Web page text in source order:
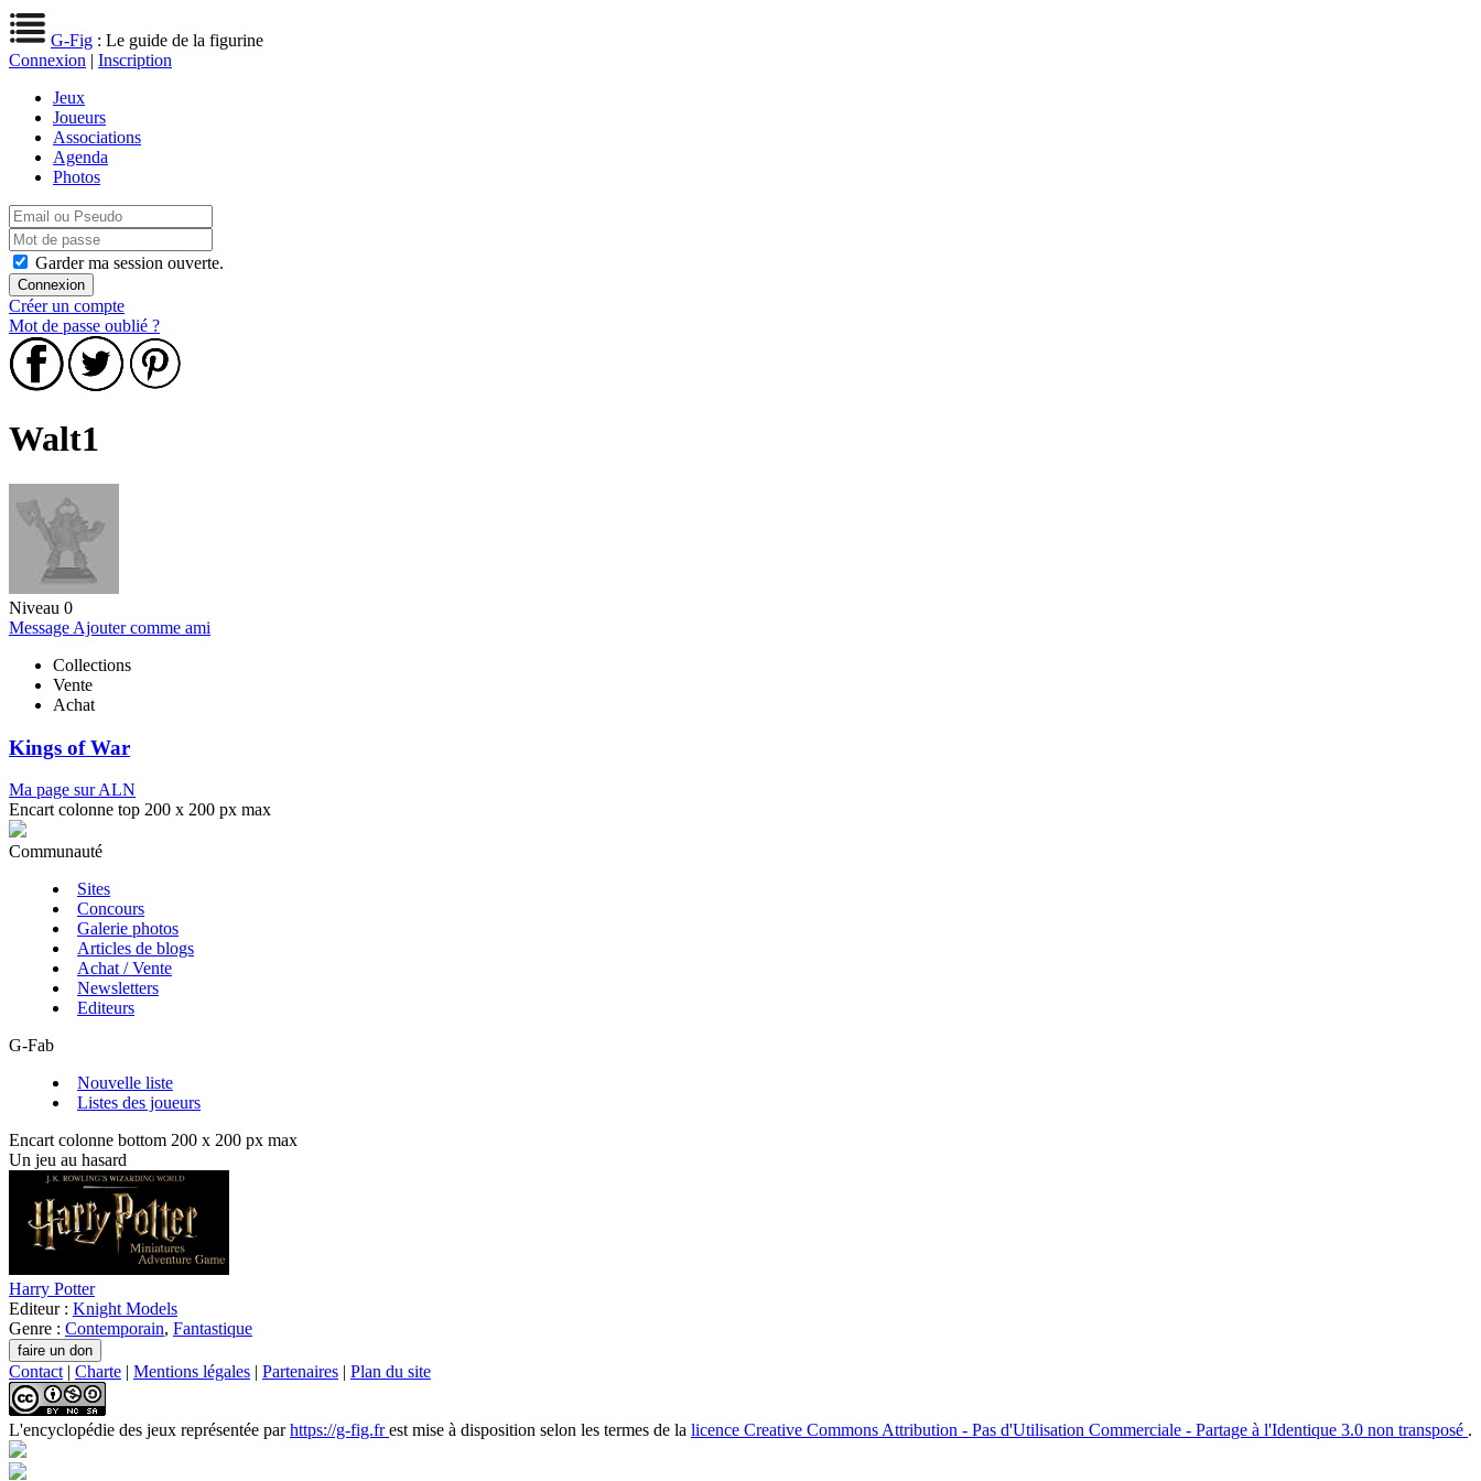
G-Fig : Le guide de la figurine
Connexion | Inscription
Jeux
Joueurs
Associations
Agenda
Photos
Garder ma session ouverte.
Créer un compte
Mot de passe oublié ?
Walt1
Niveau 0
Message Ajouter comme ami
Collections
Vente
Achat
Kings of War
Ma page sur ALN
Encart colonne top 200 x 200 px max
Communauté
Sites
Concours
Galerie photos
Articles de blogs
Achat / Vente
Newsletters
Editeurs
G-Fab
Nouvelle liste
Listes des joueurs
Encart colonne bottom 200 x 200 px max
Un jeu au hasard
Harry Potter
Editeur : Knight Models
Genre : Contemporain, Fantastique
Contact | Charte | Mentions légales | Partenaires | Plan du site
L'encyclopédie des jeux représentée parhttps://g-fig.frest mise à disposition selon les termes de la licence Creative Commons Attribution - Pas d'Utilisation Commerciale - Partage à l'Identique 3.0 non transposé .